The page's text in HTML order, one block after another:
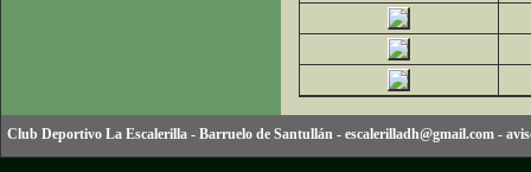
Club Deportivo La Escalerilla - Barruelo de Santullán - escalerilladh@gmail.com -